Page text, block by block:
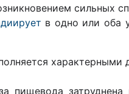
сильных
в одно или оба
пищевода